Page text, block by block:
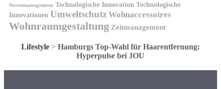
Stressmanagement Technologische Innovation Technologische
Innovationen Umweltschutz Wohnaccessoires
Wohnraumgestaltung Zeitmanagement
Lifestyle > Hamburgs Top-Wahl für Haarentfernung:
Hyperpulse bei JOU